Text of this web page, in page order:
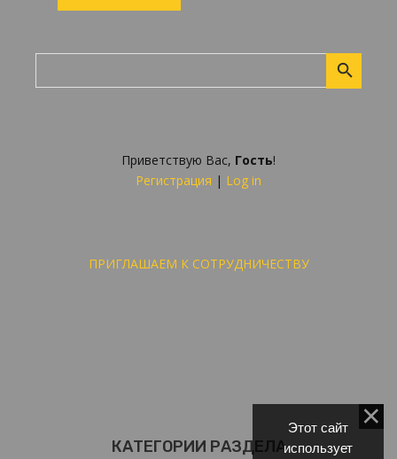
Приветствую Вас, Гость!
Регистрация | Log in
ПРИГЛАШАЕМ К СОТРУДНИЧЕСТВУ
КАТЕГОРИИ РАЗДЕЛА
Этот сайт
использует